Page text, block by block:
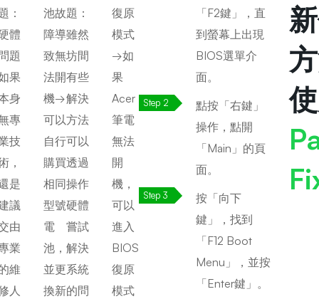
：
體
題
果
身
專
技
，
是
議
由
業
維
人
池故
障導
致無
法開
機→
可以
自行
購買
相同
型號
電
池，
並更
換新
題：
雖然
坊間
有些
解決
方法
可以
透過
操作
硬體
嘗試
解決
系統
的問
復原
模式
→如
果
Acer
筆電
無法
開
機，
可以
進入
BIOS
復原
模式
「F2鍵」，直
到螢幕上出現
BIOS選單介
面。
點按「右鍵」
操作，點開
「Main」的頁
面。
按「向下
鍵」，找到
「F12 Boot
Menu」，並按
「Enter鍵」。